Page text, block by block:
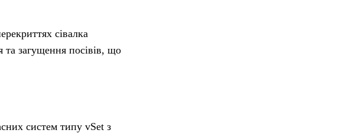
сівалка
загущення посівів, що
систем типу vSet з